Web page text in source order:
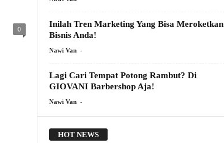
0
Inilah Tren Marketing Yang Bisa Meroketkan
Bisnis Anda!
Nawi Van -
Lagi Cari Tempat Potong Rambut? Di
GIOVANI Barbershop Aja!
Nawi Van -
HOT NEWS